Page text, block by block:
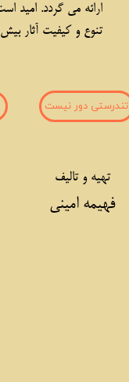
ارائه می گردد. امید
تنوع و کیفیت آثار
تندرستی دور نیست
تهیه و تالیف
امینی